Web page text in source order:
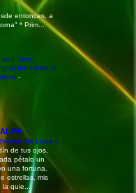
entonces, a
* Prim...
and Deep
at the Limits of
-
de Luna y
de tus ojos,
pétalo un
una fortuna.
estrellas, mis
la quie...